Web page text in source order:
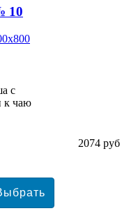
10
с
к чаю
2074 руб